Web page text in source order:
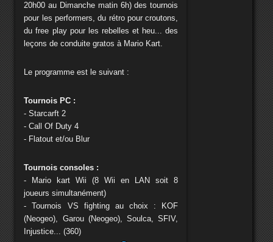
20h00 au Dimanche matin 6h) des tournois
pour les performers, du rétro pour croutons,
du free play pour les rebelles et heu... des
leçons de conduite gratos à Mario Kart.
Le programme est le suivant :
Tournois PC :
- Starcarft 2
- Call Of Duty 4
- Flatout et/ou Blur
Tournois consoles :
- Mario kart Wii (8 Wii en LAN soit 8
joueurs simultanément)
- Tournois VS fighting au choix : KOF
(Neogeo), Garou (Neogeo), Soulca, SFIV,
Injustice... (360)